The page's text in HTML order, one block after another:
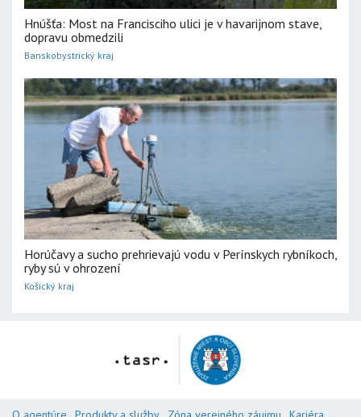
Hnúšťa: Most na Francisciho ulici je v havarijnom stave,
dopravu obmedzili
Banskobystrický kraj
Horúčavy a sucho prehrievajú vodu v Perínskych rybníkoch,
ryby sú v ohrození
Košický kraj